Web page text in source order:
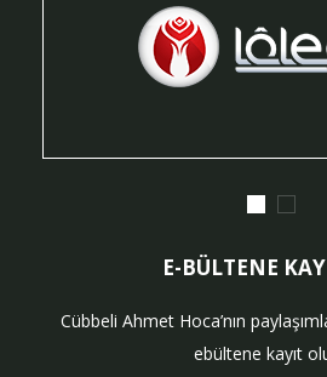
E-BÜLTENE
Cübbeli Ahmet Hoca’nın
ebültene kayıt